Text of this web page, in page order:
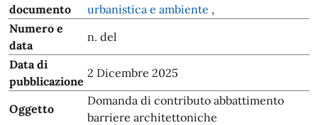
documento
urbanistica e ambiente ,
Numero e
data
n. del
Data di
pubblicazione
2 Dicembre 2025
Oggetto
Domanda di contributo abbattimento
barriere architettoniche